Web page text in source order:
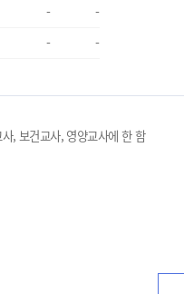
-
-
- -
, 보건교사, 영양교사에 한 함